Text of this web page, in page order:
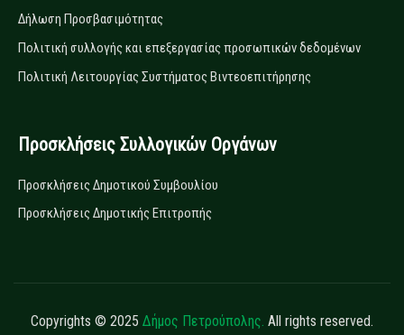
Δήλωση Προσβασιμότητας
Πολιτική συλλογής και επεξεργασίας προσωπικών δεδομένων
Πολιτική Λειτουργίας Συστήματος Βιντεοεπιτήρησης
Προσκλήσεις Συλλογικών Οργάνων
Προσκλήσεις Δημοτικού Συμβουλίου
Προσκλήσεις Δημοτικής Επιτροπής
Copyrights © 2025 Δήμος Πετρούπολης. All rights reserved.